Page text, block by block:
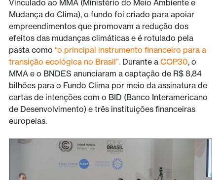
Vinculado ao MMA (Ministério do Meio Ambiente e
Mudança do Clima), o fundo foi criado para apoiar
empreendimentos que promovam a redução dos
efeitos das mudanças climáticas e é rotulado pela
pasta como “o principal instrumento financeiro para a
transição ecológica no Brasil”.Durante a COP30, o
MMA e o BNDES anunciaram a captação de R$ 8,84
bilhões para o Fundo Clima por meio da assinatura de
cartas de intenções com o BID (Banco Interamericano
de Desenvolvimento) e três instituições financeiras
europeias.